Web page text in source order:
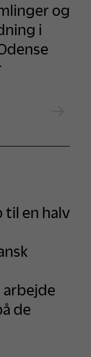
og
i
til en halv
de